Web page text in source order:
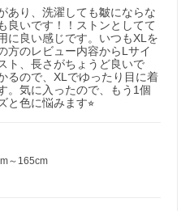
あり、洗濯しても皺にならな
良いです！！ストンとしてて
に良い感じです。いつもXLを
方のレビュー内容からLサイ
ト、長さがちょうど良いで
るので、XLでゆったり目に着
。気に入ったので、もう1個
と色に悩みます⭐︎
～165cm